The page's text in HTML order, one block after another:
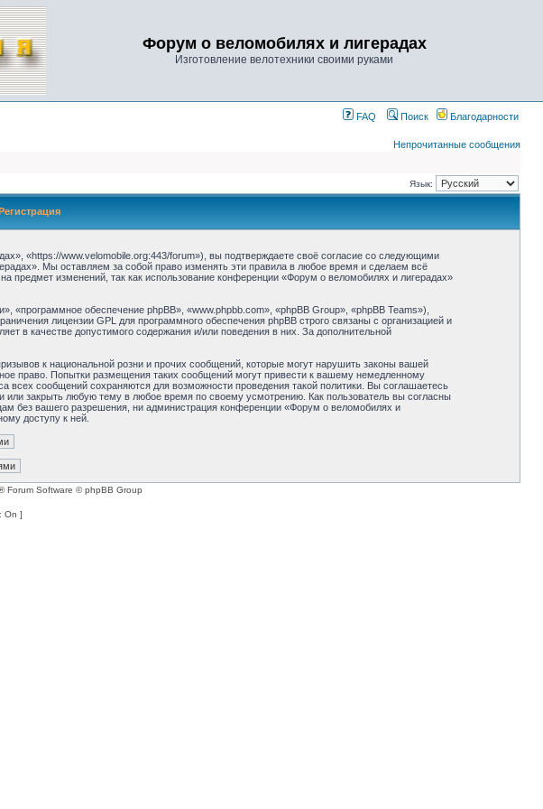
Форум о веломобилях и лигерадах
Изготовление велотехники своими руками
FAQ Поиск Благодарности
Непрочитанные сообщения
Язык:
«https://www.velomobile.org:443/forum»), вы подтверждаете своё согласие со следующими
Мы оставляем за собой право изменять эти правила в любое время и сделаем всё
изменений, так как использование конференции «Форум о веломобилях и лигерадах»
обеспечение phpBB», «www.phpbb.com», «phpBB Group», «phpBB Teams»),
лицензии GPL для программного обеспечения phpBB строго связаны с организацией и
в качестве допустимого содержания и/или поведения в них. За дополнительной
к национальной розни и прочих сообщений, которые могут нарушить законы вашей
право. Попытки размещения таких сообщений могут привести к вашему немедленному
сообщений сохраняются для возможности проведения такой политики. Вы соглашаетесь
закрыть любую тему в любое время по своему усмотрению. Как пользователь вы согласны
без вашего разрешения, ни администрация конференции «Форум о веломобилях и
доступу к ней.
Forum Software © phpBB Group
On ]